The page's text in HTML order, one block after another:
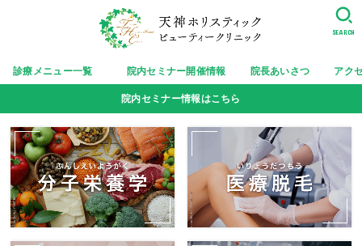
診療メニュー一覧 院内セミナー開催情報 院長あいさつ アク
SEARCH
院内セミナー情報はこちら